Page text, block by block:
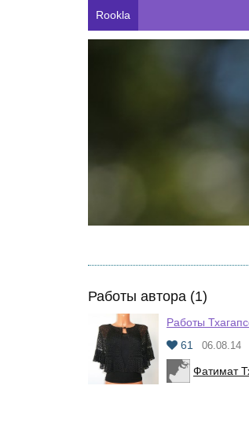
Rookla
Работы автора (1)
Работы
61
06.08.14
Фатимат